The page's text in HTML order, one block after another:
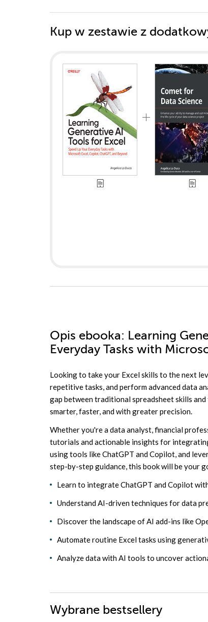
Kup w zestawie z
Opis ebooka: Learning
Everyday Tasks with
Looking to take your Excel skills to the next
repetitive tasks, and perform advanced data
gap between traditional spreadsheet skills
smarter, faster, and with greater precision.
Whether you're a data analyst, financial
tutorials and actionable insights for
using tools like ChatGPT and Copilot, and
step-by-step guidance, this book will be your
Learn to integrate ChatGPT and Copilot
Understand AI-driven techniques for data
Discover the landscape of AI add-ins like
Automate routine Excel tasks using
Analyze data with AI tools to uncover
Wybrane bestsellery